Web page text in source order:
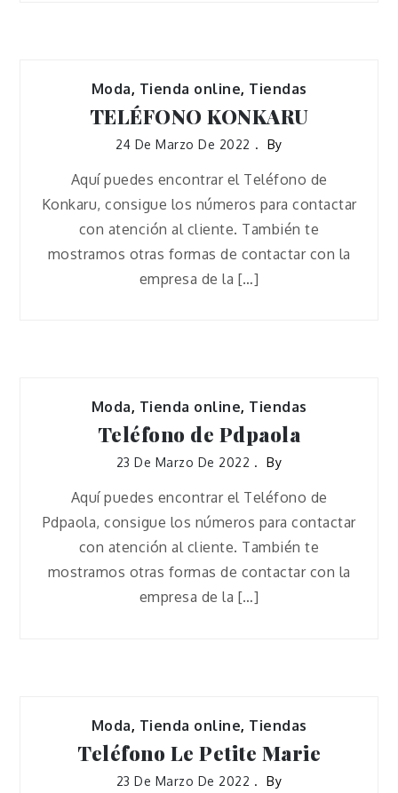
Moda, Tienda online, Tiendas
TELÉFONO KONKARU
24 De Marzo De 2022 By
Aquí puedes encontrar el Teléfono de
Konkaru, consigue los números para contactar
con atención al cliente. También te
mostramos otras formas de contactar con la
empresa de la […]
Moda, Tienda online, Tiendas
Teléfono de Pdpaola
23 De Marzo De 2022 By
Aquí puedes encontrar el Teléfono de
Pdpaola, consigue los números para contactar
con atención al cliente. También te
mostramos otras formas de contactar con la
empresa de la […]
Moda, Tienda online, Tiendas
Teléfono Le Petite Marie
23 De Marzo De 2022 By